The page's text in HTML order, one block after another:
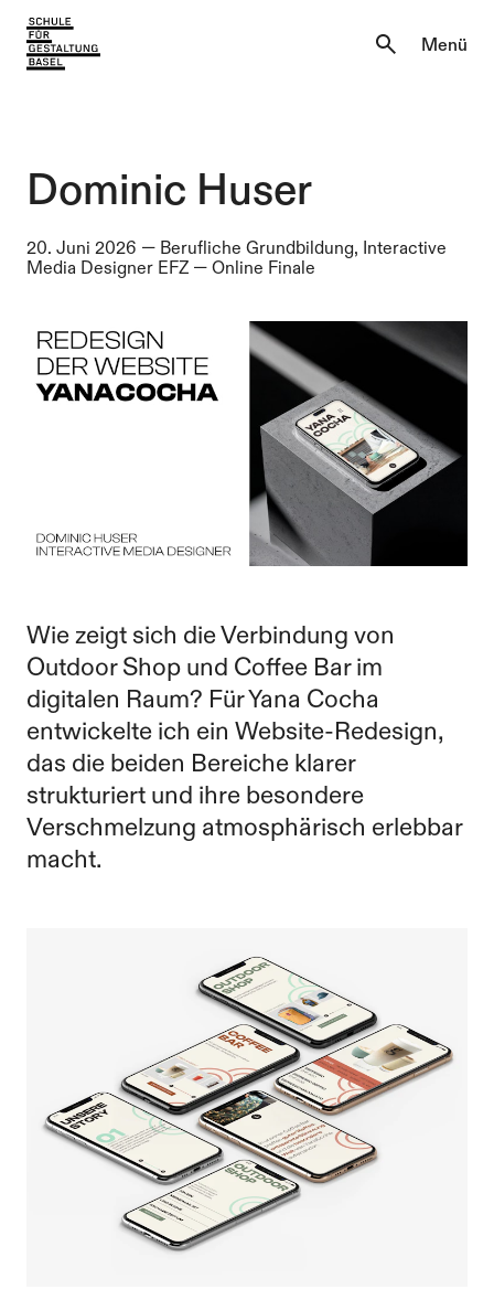
Einblicke
Lernen & Entdecken
Über uns
Institutionen
Menü
Aktuell
Lernen & Entdecken
Über uns
Dominic Huser
20. Juni 2026 — Berufliche Grundbildung, Interactive
Media Designer EFZ — Online Finale
Wie zeigt sich die Verbindung von
Outdoor Shop und Coffee Bar im
digitalen Raum? Für Yana Cocha
entwickelte ich ein Website-Redesign,
das die beiden Bereiche klarer
strukturiert und ihre besondere
Verschmelzung atmosphärisch erlebbar
macht.